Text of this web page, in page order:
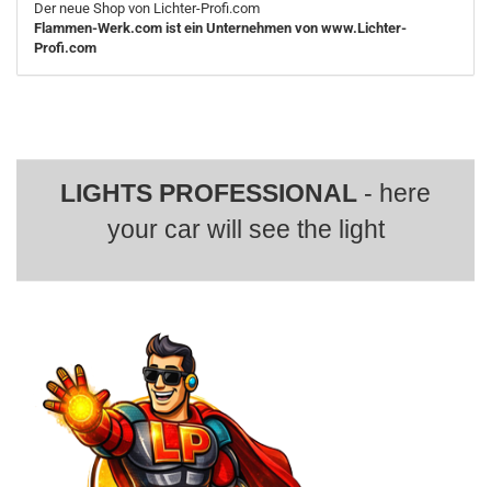
Der neue Shop von Lichter-Profi.com
Flammen-Werk.com ist ein Unternehmen von www.Lichter-
Profi.com
LIGHTS PROFESSIONAL - here
your car will see the light